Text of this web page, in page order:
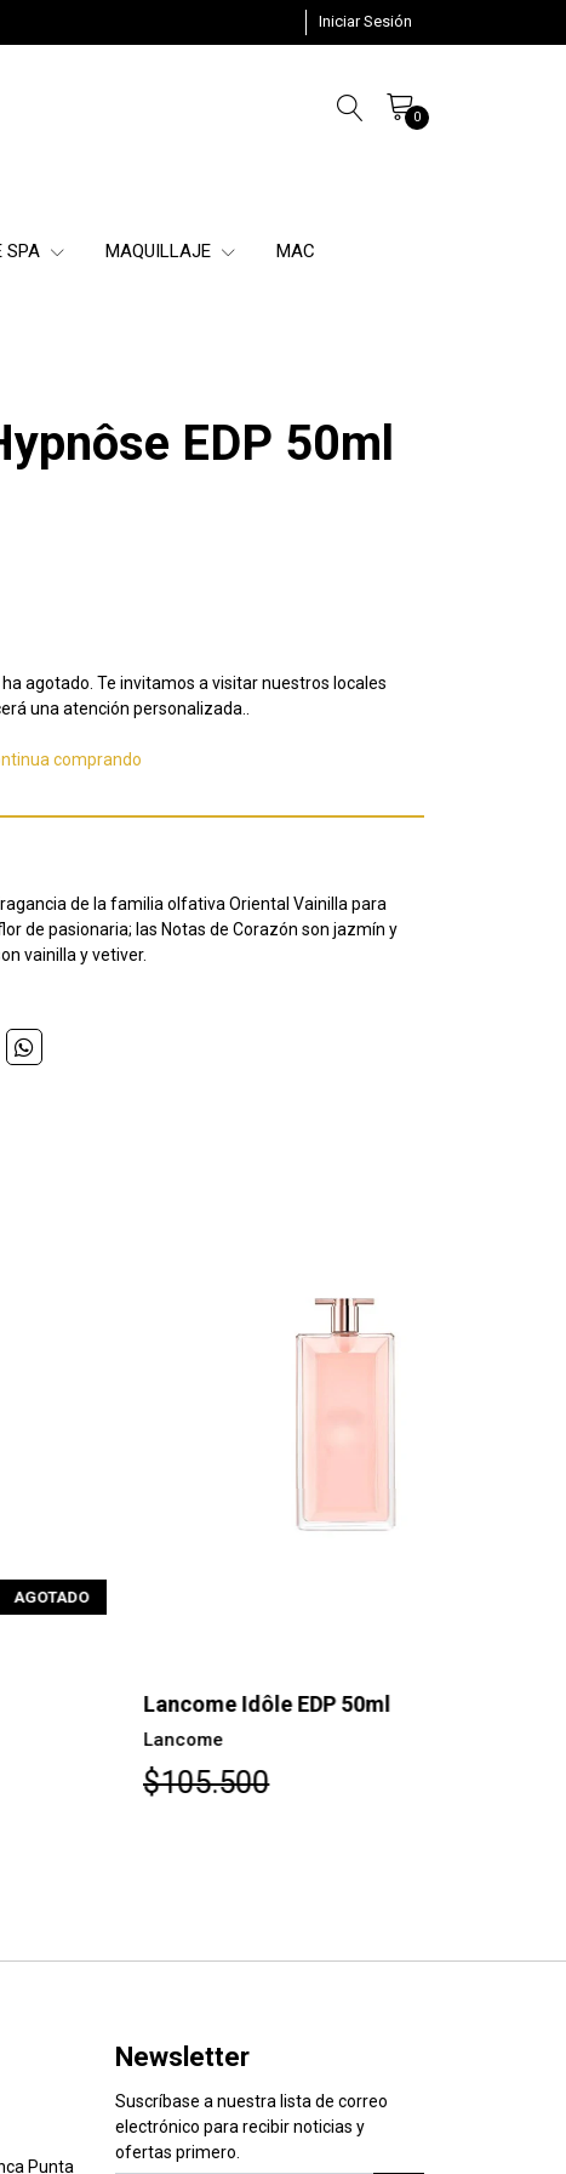
Iniciar Sesión
0
SPA MAQUILLAJE MAC
EDP 50ml
agotado. Te invitamos a visitar nuestros locales
una atención personalizada..
comprando
de la familia olfativa Oriental Vainilla para
de pasionaria; las Notas de Corazón son jazmín y
vainilla y vetiver.
Lancome Idôle EDP 50ml
Punta
Newsletter
Suscríbase a nuestra lista de correo
electrónico para recibir noticias y
ofertas primero.